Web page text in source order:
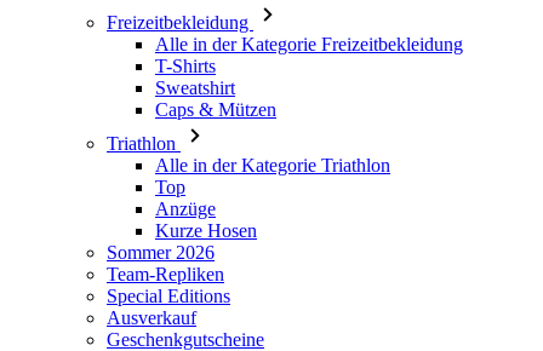
Freizeitbekleidung
Alle in der Kategorie Freizeitbekleidung
T-Shirts
Sweatshirt
Caps & Mützen
Triathlon
Alle in der Kategorie Triathlon
Top
Anzüge
Kurze Hosen
Sommer 2026
Team-Repliken
Special Editions
Ausverkauf
Geschenkgutscheine